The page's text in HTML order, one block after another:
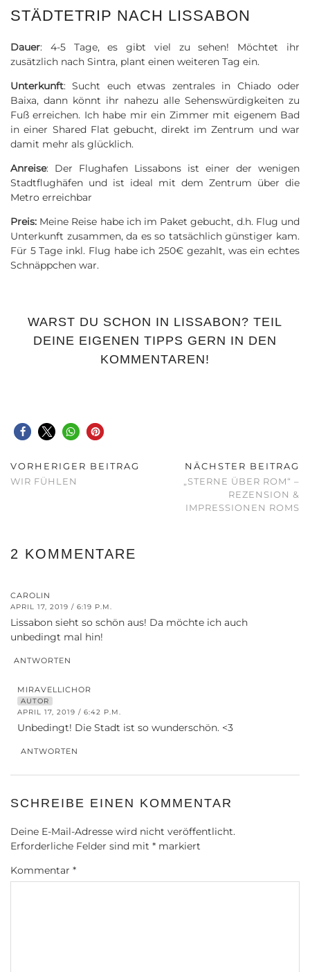
STÄDTETRIP NACH LISSABON
Dauer: 4-5 Tage, es gibt viel zu sehen! Möchtet ihr
zusätzlich nach Sintra, plant einen weiteren Tag ein.
Unterkunft: Sucht euch etwas zentrales in Chiado oder
Baixa, dann könnt ihr nahezu alle Sehenswürdigkeiten zu
Fuß erreichen. Ich habe mir ein Zimmer mit eigenem Bad
in einer Shared Flat gebucht, direkt im Zentrum und war
damit mehr als glücklich.
Anreise: Der Flughafen Lissabons ist einer der wenigen
Stadtflughäfen und ist ideal mit dem Zentrum über die
Metro erreichbar
Preis: Meine Reise habe ich im Paket gebucht, d.h. Flug und
Unterkunft zusammen, da es so tatsächlich günstiger kam.
Für 5 Tage inkl. Flug habe ich 250€ gezahlt, was ein echtes
Schnäppchen war.
WARST DU SCHON IN LISSABON? TEIL
DEINE EIGENEN TIPPS GERN IN DEN
KOMMENTAREN!
VORHERIGER BEITRAG
WIR FÜHLEN
NÄCHSTER BEITRAG
„STERNE ÜBER ROM“ –
REZENSION &
IMPRESSIONEN ROMS
2 KOMMENTARE
CAROLIN
APRIL 17, 2019 / 6:19 P.M.
Lissabon sieht so schön aus! Da möchte ich auch
unbedingt mal hin!
ANTWORTEN
MIRAVELLICHOR
AUTOR
APRIL 17, 2019 / 6:42 P.M.
Unbedingt! Die Stadt ist so wunderschön. <3
ANTWORTEN
SCHREIBE EINEN KOMMENTAR
Deine E-Mail-Adresse wird nicht veröffentlicht.
Erforderliche Felder sind mit * markiert
Kommentar *